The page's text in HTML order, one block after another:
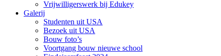
Vrijwilligerswerk bij Edukey
Galerij
Studenten uit USA
Bezoek uit USA
Bouw foto’s
Voortgang bouw nieuwe school